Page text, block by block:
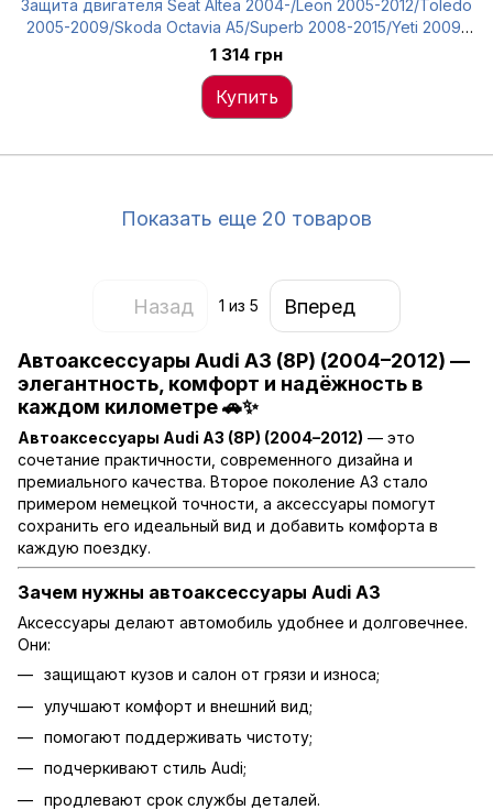
Защита двигателя Seat Altea 2004-/Leon 2005-2012/Toledo
2005-2009/Skoda Octavia A5/Superb 2008-2015/Yeti 2009-
2014/Caddy 2004-, AVTM, 1K0825237AF, 187406227
1 314 грн
Купить
Показать еще 20 товаров
Назад 1 из 5 Вперед
Автоаксессуары Audi A3 (8P) (2004–2012) —
элегантность, комфорт и надёжность в
каждом километре 🚗✨
Автоаксессуары Audi A3 (8P) (2004–2012) — это
сочетание практичности, современного дизайна и
премиального качества. Второе поколение A3 стало
примером немецкой точности, а аксессуары помогут
сохранить его идеальный вид и добавить комфорта в
каждую поездку.
Зачем нужны автоаксессуары Audi A3
Аксессуары делают автомобиль удобнее и долговечнее.
Они:
защищают кузов и салон от грязи и износа;
улучшают комфорт и внешний вид;
помогают поддерживать чистоту;
подчеркивают стиль Audi;
продлевают срок службы деталей.